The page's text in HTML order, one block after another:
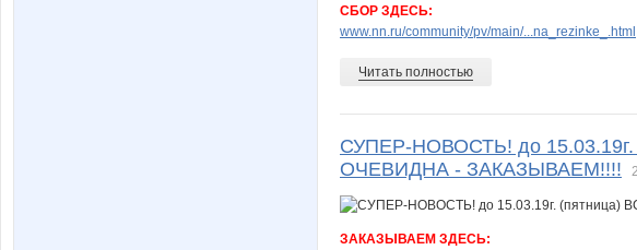
СБОР ЗДЕСЬ:
www.nn.ru/community/pv/main/...na_rezinke_.html
Читать полностью
СУПЕР-НОВОСТЬ! до 15.03.19г.
ОЧЕВИДНА - ЗАКАЗЫВАЕМ!!!!
ЗАКАЗЫВАЕМ ЗДЕСЬ: